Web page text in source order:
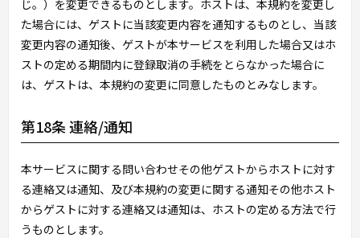
じ。）を変更できるものとします。ホストは、本規約を変更し
た場合には、ゲストに当該変更内容を通知するものとし、当該
変更内容の通知後、ゲストが本サービスを利用した場合又はホ
ストの定める期間内に登録取消の手続をとらなかった場合に
は、ゲストは、本規約の変更に同意したものとみなします。
第18条 連絡/通知
本サービスに関する問い合わせその他ゲストからホストに対す
る連絡又は通知、及び本規約の変更に関する通知その他ホスト
からゲストに対する連絡又は通知は、ホストの定める方法で行
うものとします。